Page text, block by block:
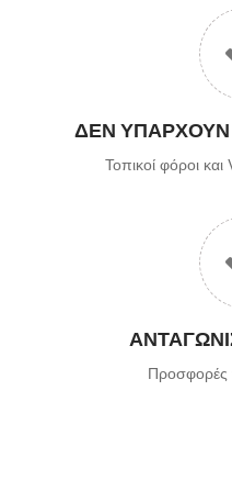
ΔΕΝ ΥΠΆΡΧΟΥΝ
Τοπικοί φόροι
Προσφορές